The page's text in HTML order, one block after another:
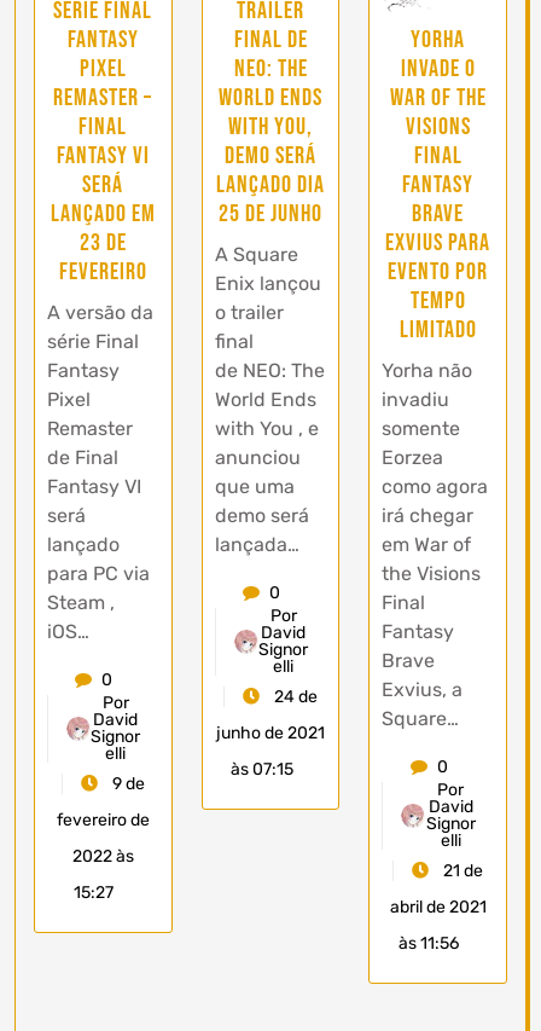
Série Final
Fantasy
Pixel
Remaster –
Final
Fantasy VI
será
lançado em
23 de
fevereiro
A versão da
série Final
Fantasy
Pixel
Remaster
de Final
Fantasy VI
será
lançado
para PC via
Steam ,
iOS…
0
Por
David
Signor
elli
9 de
fevereiro de
2022 às
15:27
Trailer
final de
NEO: The
World Ends
with You,
demo será
lançado dia
25 de junho
A Square
Enix lançou
o trailer
final
de NEO: The
World Ends
with You , e
anunciou
que uma
demo será
lançada…
0
Por
David
Signor
elli
24 de
junho de 2021
às 07:15
Yorha
invade o
War of the
Visions
Final
Fantasy
Brave
Exvius para
evento por
tempo
limitado
Yorha não
invadiu
somente
Eorzea
como agora
irá chegar
em War of
the Visions
Final
Fantasy
Brave
Exvius, a
Square…
0
Por
David
Signor
elli
21 de
abril de 2021
às 11:56